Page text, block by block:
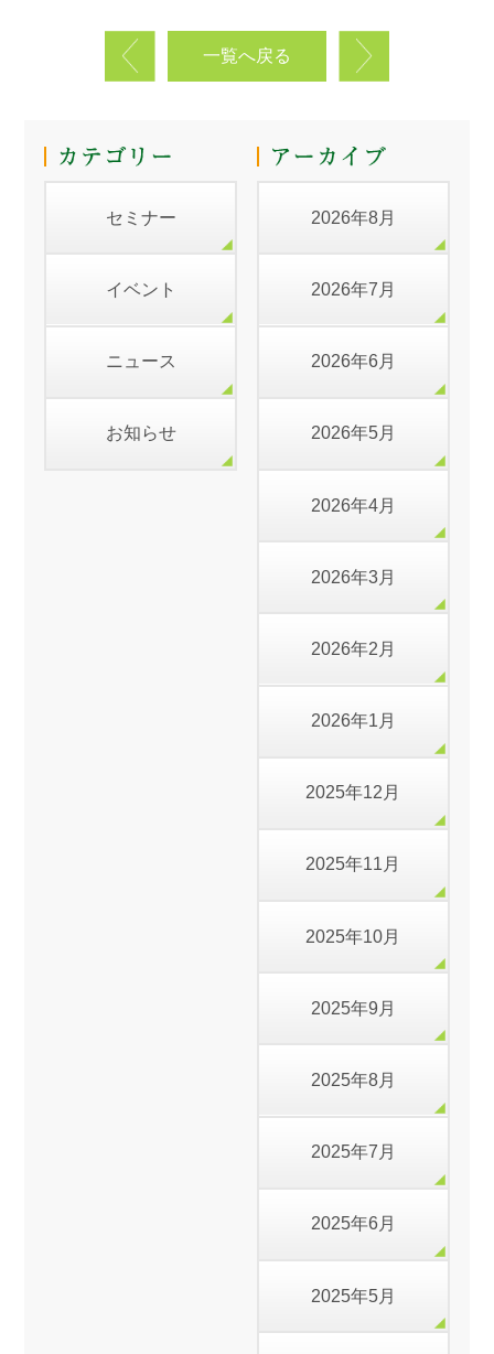
一覧へ戻る
セミナー
イベント
ニュース
お知らせ
2026年8月
2026年7月
2026年6月
2026年5月
2026年4月
2026年3月
2026年2月
2026年1月
2025年12月
2025年11月
2025年10月
2025年9月
2025年8月
2025年7月
2025年6月
2025年5月